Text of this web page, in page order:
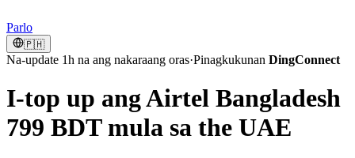
Parlo
🇵🇭
Na-update 1h na ang nakaraang oras·Pinagkukunan DingConnect
I-top up ang Airtel Bangladesh
799 BDT mula sa the UAE